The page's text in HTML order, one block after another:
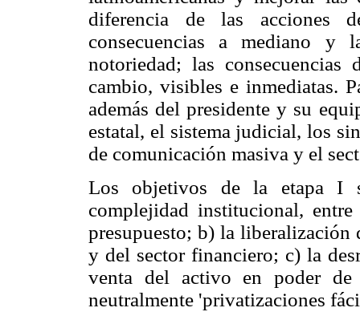
diferencia de las acciones
consecuencias a mediano y
notoriedad; las
cambio, visibles e inmediatas.
además del presidente y su
estatal, el sistema judicial, los
de comunicación masiva y el
Los objetivos de la etapa I
complejidad institucional,
presupuesto; b) la liberalización
y del sector financiero; c) la
venta del activo en poder
neutralmente 'privatizaciones